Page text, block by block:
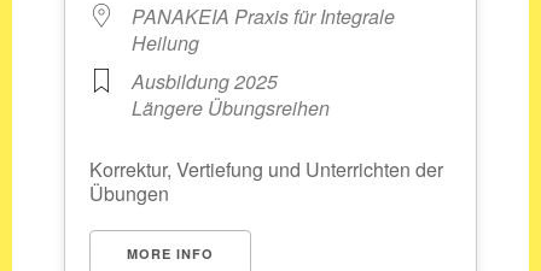
PANAKEIA Praxis für Integrale
Heilung
Ausbildung 2025
Längere Übungsreihen
Korrektur, Vertiefung und Unterrichten der
Übungen
MORE INFO